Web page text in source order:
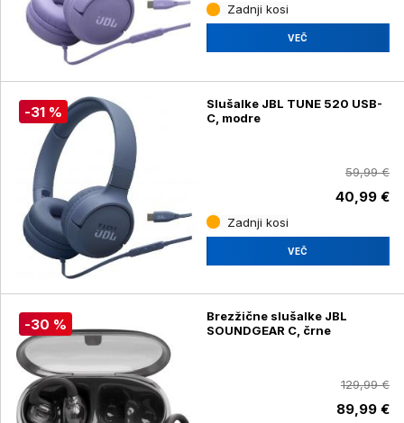
Zadnji kosi
VEČ
-31 %
Slušalke JBL TUNE 520 USB-
C, modre
59,99 €
40,99 €
Zadnji kosi
VEČ
-30 %
Brezžične slušalke JBL
SOUNDGEAR C, črne
129,99 €
89,99 €